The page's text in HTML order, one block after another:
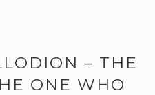
– THE
ONE WHO